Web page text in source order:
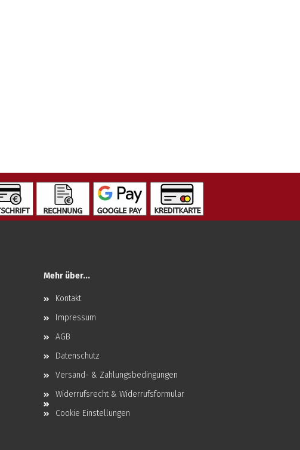
Mehr über...
Kontakt
Impressum
AGB
Datenschutz
Versand- & Zahlungsbedingungen
Widerrufsrecht & Widerrufsformular
Cookie Einstellungen